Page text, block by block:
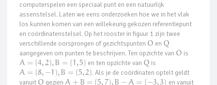
computerspelen een speciaal punt en een natuurlijk
assenstelsel. Laten we eens onderzoeken hoe we in het vlak
los kunnen komen van een willekeurig gekozen referentiepunt
en coördinatenstelsel. Op het rooster in figuur 1 zijn twee
verschillende oorsprongen of gezichtspunten O en Q
aangegeven om punten te beschrijven. Ten opzichte van O is
A = (4,2),B = (1 ,5) en ten opzichte van Q is
A = (8, −1 ),B = (5,2). Als je de coördinaten optelt geldt
vanuit O gezienA + B = (5, 7),B − A = (−3,3) en vanuit